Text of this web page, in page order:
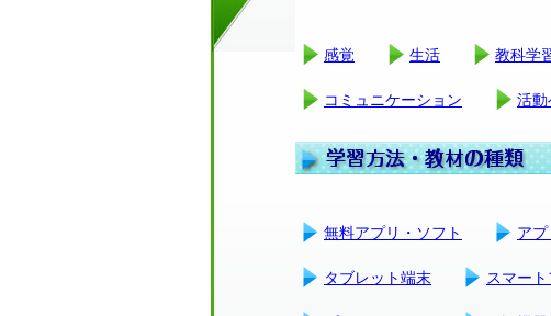
感覚
生活 教科学
コミュニケーション 活動
無料アプリ・ソフト
アプ
タブレット端末 スマー